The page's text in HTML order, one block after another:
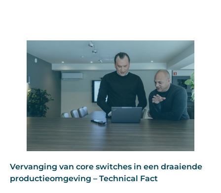
Vervanging van core switches in een draaiende
productieomgeving – Technical Fact